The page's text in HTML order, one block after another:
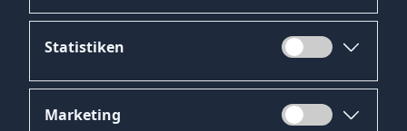
Statistiken
Marketing
Jetzt bewerben